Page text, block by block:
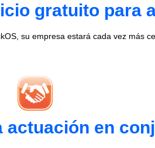
gratuito para
su empresa estará cada vez más
en